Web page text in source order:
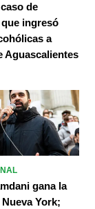
de
ingresó
a
Aguascalientes
gana la
York;